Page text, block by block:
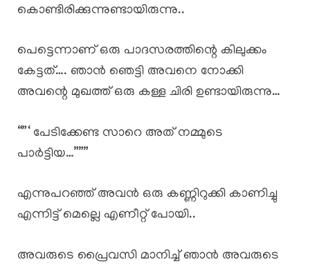
കൊണ്ടിരിക്കുന്നുണ്ടായിരുന്നു..
പെട്ടെന്നാണ് ഒരു പാദസരത്തിന്റെ കിലുക്കം
കേട്ടത്…. ഞാൻ ഞെട്ടി അവനെ നോക്കി
അവന്റെ മുഖത്ത് ഒരു കള്ള ചിരി ഉണ്ടായിരുന്നു…
“”‘ പേടിക്കേണ്ട സാറെ അത് നമ്മുടെ
പാർട്ടിയ…”””
എന്നുപറഞ്ഞ് അവൻ ഒരു കണ്ണിറുക്കി കാണിച്ചു
എന്നിട്ട് മെല്ലെ എണീറ്റ് പോയി..
അവരുടെ പ്രൈവസി മാനിച്ച് ഞാൻ അവരുടെ